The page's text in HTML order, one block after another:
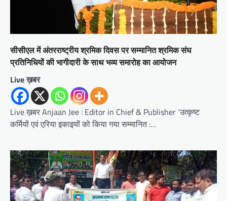
सीसीएल में अंतरराष्ट्रीय श्रमिक दिवस पर सम्मानित श्रमिक संघ
प्रतिनिधियों की भागीदारी के साथ भव्य समारोह का आयोजन
Live ख़बर
Live ख़बर Anjaan Jee : Editor in Chief & Publisher ‘उत्कृष्ट
कर्मियों एवं एरिया इकाइयों को किया गया सम्मानित :…